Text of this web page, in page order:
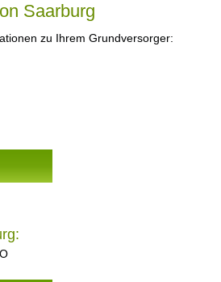
Saarburg
zu Ihrem Grundversorger: